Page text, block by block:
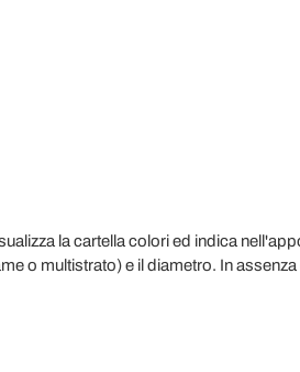
la cartella colori ed indica
o multistrato) e il diametro. In